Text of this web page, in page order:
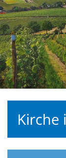
Kirche